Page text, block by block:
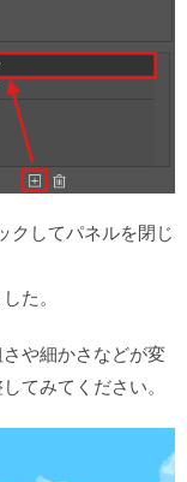
クしてパネルを閉じ
た。
や細かさなどが変
てみてください。